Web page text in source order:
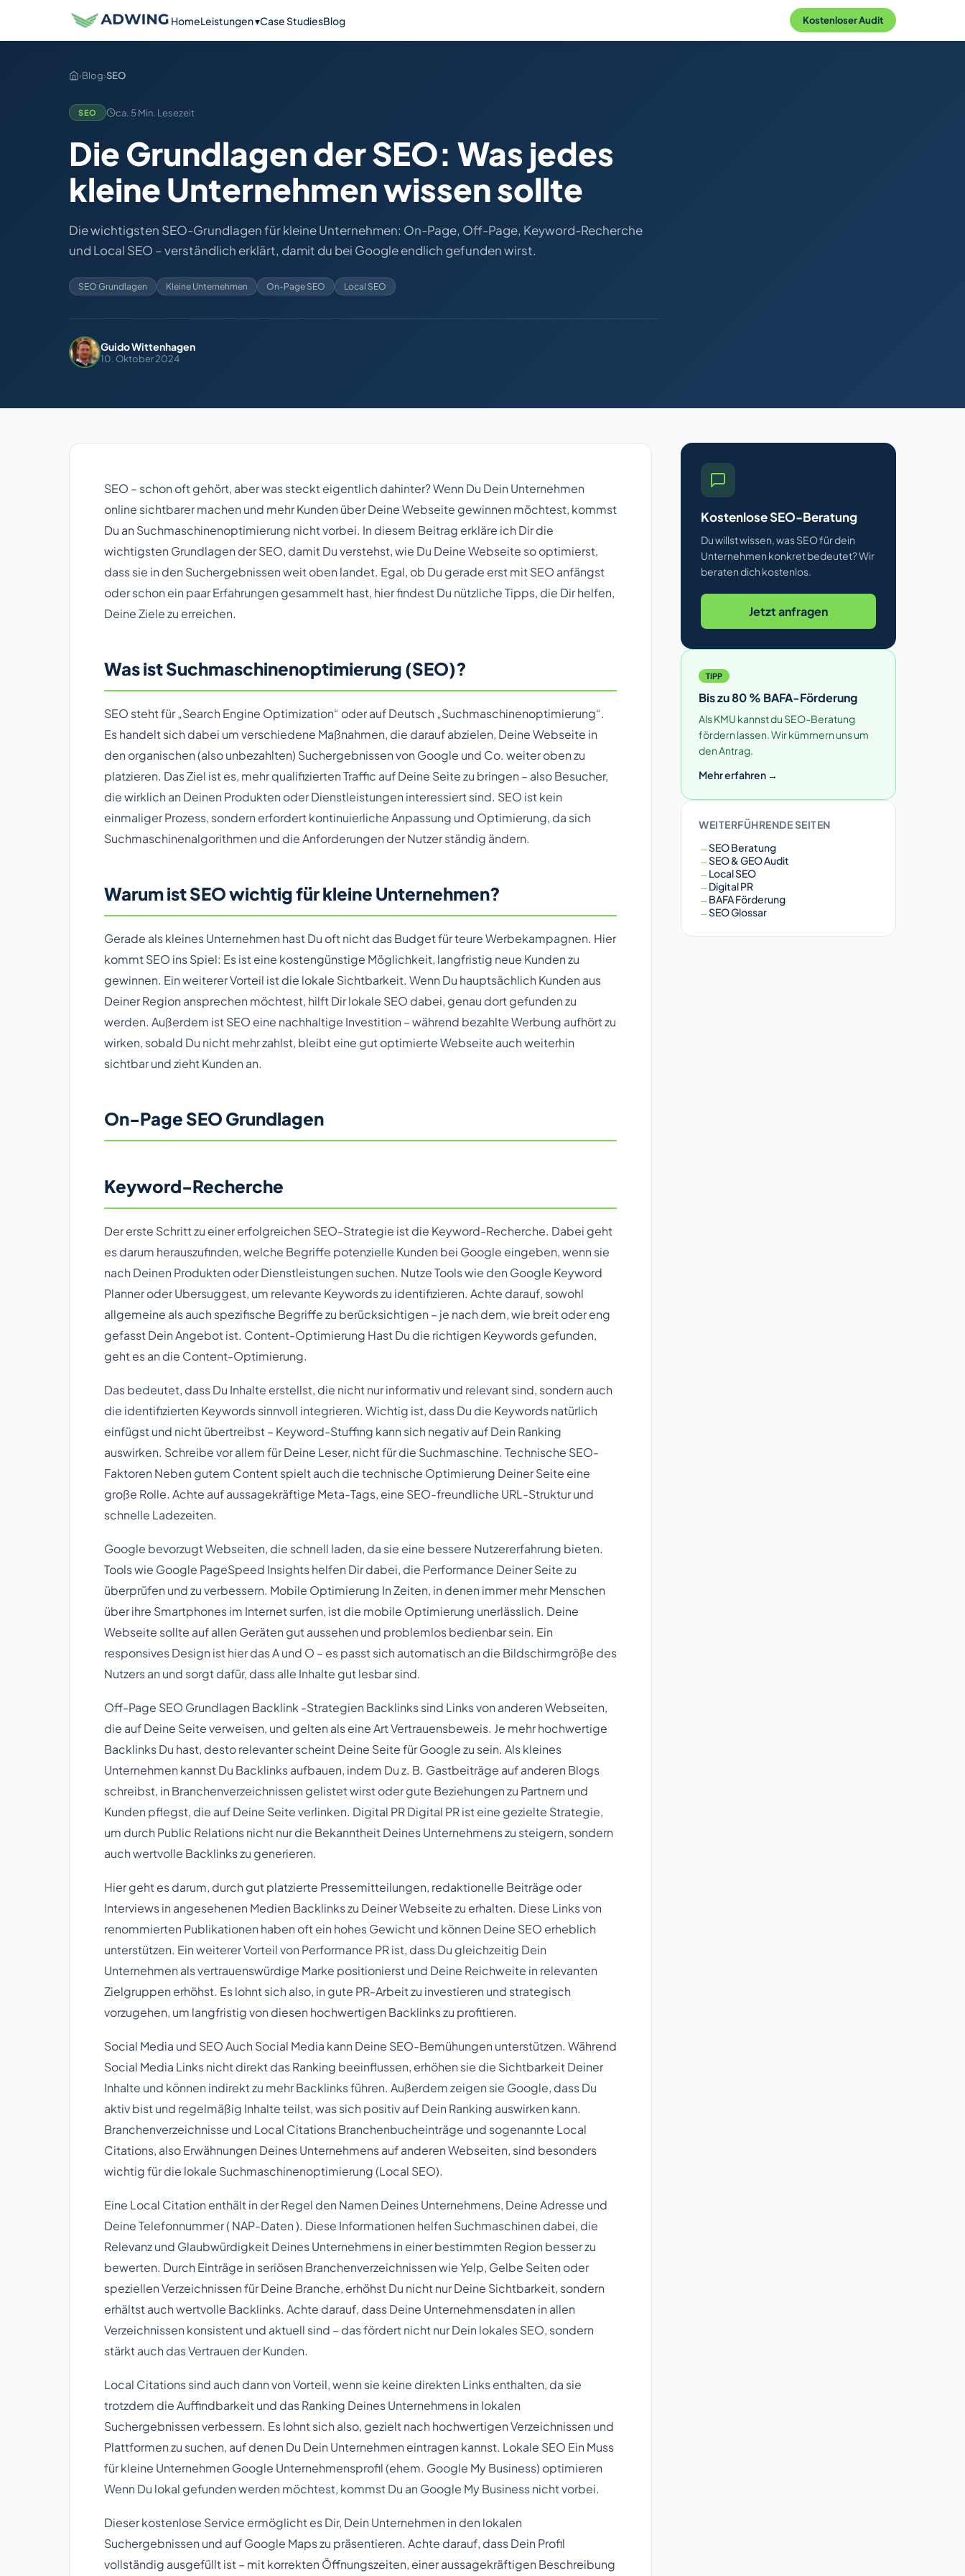
HomeLeistungen ▾Case StudiesBlog Kostenloser Audit
›Blog›SEO
SEO ca. 5 Min. Lesezeit
Die Grundlagen der SEO: Was jedes
kleine Unternehmen wissen sollte
Die wichtigsten SEO-Grundlagen für kleine Unternehmen: On-Page, Off-Page, Keyword-Recherche
und Local SEO – verständlich erklärt, damit du bei Google endlich gefunden wirst.
SEO Grundlagen Kleine Unternehmen On-Page SEO Local SEO
Guido Wittenhagen
10. Oktober 2024
SEO – schon oft gehört, aber was steckt eigentlich dahinter? Wenn Du Dein Unternehmen
online sichtbarer machen und mehr Kunden über Deine Webseite gewinnen möchtest, kommst
Du an Suchmaschinenoptimierung nicht vorbei. In diesem Beitrag erkläre ich Dir die
wichtigsten Grundlagen der SEO, damit Du verstehst, wie Du Deine Webseite so optimierst,
dass sie in den Suchergebnissen weit oben landet. Egal, ob Du gerade erst mit SEO anfängst
oder schon ein paar Erfahrungen gesammelt hast, hier findest Du nützliche Tipps, die Dir helfen,
Deine Ziele zu erreichen.
Was ist Suchmaschinenoptimierung (SEO)?
SEO steht für „Search Engine Optimization“ oder auf Deutsch „Suchmaschinenoptimierung“.
Es handelt sich dabei um verschiedene Maßnahmen, die darauf abzielen, Deine Webseite in
den organischen (also unbezahlten) Suchergebnissen von Google und Co. weiter oben zu
platzieren. Das Ziel ist es, mehr qualifizierten Traffic auf Deine Seite zu bringen – also Besucher,
die wirklich an Deinen Produkten oder Dienstleistungen interessiert sind. SEO ist kein
einmaliger Prozess, sondern erfordert kontinuierliche Anpassung und Optimierung, da sich
Suchmaschinenalgorithmen und die Anforderungen der Nutzer ständig ändern.
Warum ist SEO wichtig für kleine Unternehmen?
Gerade als kleines Unternehmen hast Du oft nicht das Budget für teure Werbekampagnen. Hier
kommt SEO ins Spiel: Es ist eine kostengünstige Möglichkeit, langfristig neue Kunden zu
gewinnen. Ein weiterer Vorteil ist die lokale Sichtbarkeit. Wenn Du hauptsächlich Kunden aus
Deiner Region ansprechen möchtest, hilft Dir lokale SEO dabei, genau dort gefunden zu
werden. Außerdem ist SEO eine nachhaltige Investition – während bezahlte Werbung aufhört zu
wirken, sobald Du nicht mehr zahlst, bleibt eine gut optimierte Webseite auch weiterhin
sichtbar und zieht Kunden an.
On-Page SEO Grundlagen
Keyword-Recherche
Der erste Schritt zu einer erfolgreichen SEO-Strategie ist die Keyword-Recherche. Dabei geht
es darum herauszufinden, welche Begriffe potenzielle Kunden bei Google eingeben, wenn sie
nach Deinen Produkten oder Dienstleistungen suchen. Nutze Tools wie den Google Keyword
Planner oder Ubersuggest, um relevante Keywords zu identifizieren. Achte darauf, sowohl
allgemeine als auch spezifische Begriffe zu berücksichtigen – je nach dem, wie breit oder eng
gefasst Dein Angebot ist. Content-Optimierung Hast Du die richtigen Keywords gefunden,
geht es an die Content-Optimierung.
Das bedeutet, dass Du Inhalte erstellst, die nicht nur informativ und relevant sind, sondern auch
die identifizierten Keywords sinnvoll integrieren. Wichtig ist, dass Du die Keywords natürlich
einfügst und nicht übertreibst – Keyword-Stuffing kann sich negativ auf Dein Ranking
auswirken. Schreibe vor allem für Deine Leser, nicht für die Suchmaschine. Technische SEO-
Faktoren Neben gutem Content spielt auch die technische Optimierung Deiner Seite eine
große Rolle. Achte auf aussagekräftige Meta-Tags, eine SEO-freundliche URL-Struktur und
schnelle Ladezeiten.
Google bevorzugt Webseiten, die schnell laden, da sie eine bessere Nutzererfahrung bieten.
Tools wie Google PageSpeed Insights helfen Dir dabei, die Performance Deiner Seite zu
überprüfen und zu verbessern. Mobile Optimierung In Zeiten, in denen immer mehr Menschen
über ihre Smartphones im Internet surfen, ist die mobile Optimierung unerlässlich. Deine
Webseite sollte auf allen Geräten gut aussehen und problemlos bedienbar sein. Ein
responsives Design ist hier das A und O – es passt sich automatisch an die Bildschirmgröße des
Nutzers an und sorgt dafür, dass alle Inhalte gut lesbar sind.
Off-Page SEO Grundlagen Backlink -Strategien Backlinks sind Links von anderen Webseiten,
die auf Deine Seite verweisen, und gelten als eine Art Vertrauensbeweis. Je mehr hochwertige
Backlinks Du hast, desto relevanter scheint Deine Seite für Google zu sein. Als kleines
Unternehmen kannst Du Backlinks aufbauen, indem Du z. B. Gastbeiträge auf anderen Blogs
schreibst, in Branchenverzeichnissen gelistet wirst oder gute Beziehungen zu Partnern und
Kunden pflegst, die auf Deine Seite verlinken. Digital PR Digital PR ist eine gezielte Strategie,
um durch Public Relations nicht nur die Bekanntheit Deines Unternehmens zu steigern, sondern
auch wertvolle Backlinks zu generieren.
Hier geht es darum, durch gut platzierte Pressemitteilungen, redaktionelle Beiträge oder
Interviews in angesehenen Medien Backlinks zu Deiner Webseite zu erhalten. Diese Links von
renommierten Publikationen haben oft ein hohes Gewicht und können Deine SEO erheblich
unterstützen. Ein weiterer Vorteil von Performance PR ist, dass Du gleichzeitig Dein
Unternehmen als vertrauenswürdige Marke positionierst und Deine Reichweite in relevanten
Zielgruppen erhöhst. Es lohnt sich also, in gute PR-Arbeit zu investieren und strategisch
vorzugehen, um langfristig von diesen hochwertigen Backlinks zu profitieren.
Social Media und SEO Auch Social Media kann Deine SEO-Bemühungen unterstützen. Während
Social Media Links nicht direkt das Ranking beeinflussen, erhöhen sie die Sichtbarkeit Deiner
Inhalte und können indirekt zu mehr Backlinks führen. Außerdem zeigen sie Google, dass Du
aktiv bist und regelmäßig Inhalte teilst, was sich positiv auf Dein Ranking auswirken kann.
Branchenverzeichnisse und Local Citations Branchenbucheinträge und sogenannte Local
Citations, also Erwähnungen Deines Unternehmens auf anderen Webseiten, sind besonders
wichtig für die lokale Suchmaschinenoptimierung (Local SEO).
Eine Local Citation enthält in der Regel den Namen Deines Unternehmens, Deine Adresse und
Deine Telefonnummer ( NAP-Daten ). Diese Informationen helfen Suchmaschinen dabei, die
Relevanz und Glaubwürdigkeit Deines Unternehmens in einer bestimmten Region besser zu
bewerten. Durch Einträge in seriösen Branchenverzeichnissen wie Yelp, Gelbe Seiten oder
speziellen Verzeichnissen für Deine Branche, erhöhst Du nicht nur Deine Sichtbarkeit, sondern
erhältst auch wertvolle Backlinks. Achte darauf, dass Deine Unternehmensdaten in allen
Verzeichnissen konsistent und aktuell sind – das fördert nicht nur Dein lokales SEO, sondern
stärkt auch das Vertrauen der Kunden.
Local Citations sind auch dann von Vorteil, wenn sie keine direkten Links enthalten, da sie
trotzdem die Auffindbarkeit und das Ranking Deines Unternehmens in lokalen
Suchergebnissen verbessern. Es lohnt sich also, gezielt nach hochwertigen Verzeichnissen und
Plattformen zu suchen, auf denen Du Dein Unternehmen eintragen kannst. Lokale SEO Ein Muss
für kleine Unternehmen Google Unternehmensprofil (ehem. Google My Business) optimieren
Wenn Du lokal gefunden werden möchtest, kommst Du an Google My Business nicht vorbei.
Dieser kostenlose Service ermöglicht es Dir, Dein Unternehmen in den lokalen
Suchergebnissen und auf Google Maps zu präsentieren. Achte darauf, dass Dein Profil
vollständig ausgefüllt ist – mit korrekten Öffnungszeiten, einer aussagekräftigen Beschreibung
Kostenlose SEO-Beratung
Du willst wissen, was SEO für dein
Unternehmen konkret bedeutet? Wir
beraten dich kostenlos.
Jetzt anfragen
TIPP
Bis zu 80 % BAFA-Förderung
Als KMU kannst du SEO-Beratung
fördern lassen. Wir kümmern uns um
den Antrag.
Mehr erfahren →
WEITERFÜHRENDE SEITEN
SEO Beratung
SEO & GEO Audit
Local SEO
Digital PR
BAFA Förderung
SEO Glossar